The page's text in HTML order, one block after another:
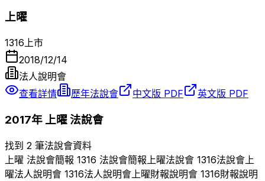
上曜
1316 上市
2018/12/14
法人說明會
查看詳情
歷年法說會 中文版 PDF 英文版 PDF
2017年 上曜法說會
找到 2 筆法說會資料
上曜 法說會簡報 1316 法說會簡報上曜法說會 1316法說會上
曜法人說明會 1316法人說明會上曜財報說明會 1316財報說明